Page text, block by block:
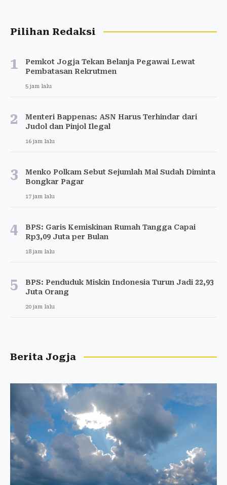
Pilihan Redaksi
1
Pemkot Jogja Tekan Belanja Pegawai Lewat
Pembatasan Rekrutmen
5 jam lalu
2
Menteri Bappenas: ASN Harus Terhindar dari
Judol dan Pinjol Ilegal
16 jam lalu
3
Menko Polkam Sebut Sejumlah Mal Sudah Diminta
Bongkar Pagar
17 jam lalu
4
BPS: Garis Kemiskinan Rumah Tangga Capai
Rp3,09 Juta per Bulan
18 jam lalu
5
BPS: Penduduk Miskin Indonesia Turun Jadi 22,93
Juta Orang
20 jam lalu
Berita Jogja